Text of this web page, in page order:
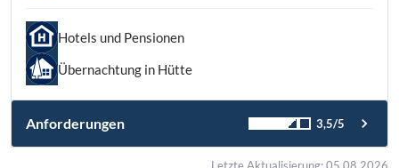
Hotels und Pensionen
Übernachtung in Hütte
Anforderungen 3,5/5